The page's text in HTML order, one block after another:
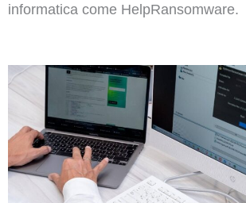
informatica come HelpRansomware.